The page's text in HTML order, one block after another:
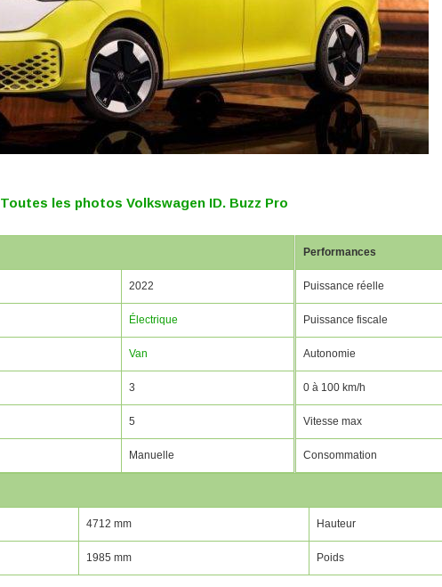
Toutes les photos Volkswagen ID. Buzz Pro
2022
Électrique
Van
3
5
Manuelle
Performances
Puissance réelle
Puissance fiscale
Autonomie
0 à 100 km/h
Vitesse max
Consommation
4712 mm Hauteur
1985 mm Poids